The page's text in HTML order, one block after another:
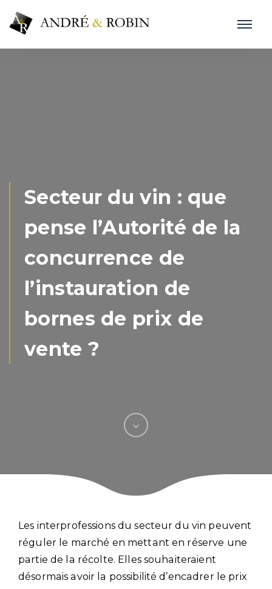
Secteur du vin : que
pense l’Autorité de la
concurrence de
l’instauration de
bornes de prix de
vente ?
Les interprofessions du secteur du vin peuvent
réguler le marché en mettant en réserve une
partie de la récolte. Elles souhaiteraient
désormais avoir la possibilité d’encadrer le prix